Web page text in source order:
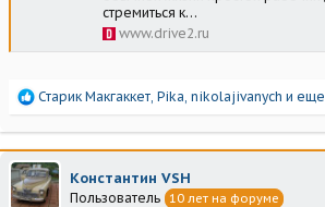
стремиться к…
www.drive2.ru
Р
а
к
ц
и
и
Старик Макгаккет, Pika, nikolajivanych и
Константин VSH
Пользователь 10 лет на форуме